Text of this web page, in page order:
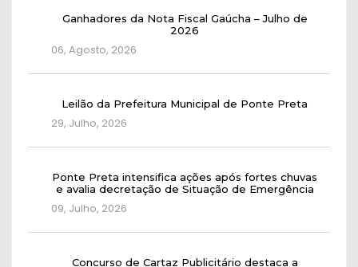
Ganhadores da Nota Fiscal Gaúcha – Julho de
2026
06, Agosto, 2026
Leilão da Prefeitura Municipal de Ponte Preta
29, Julho, 2026
Ponte Preta intensifica ações após fortes chuvas
e avalia decretação de Situação de Emergência
09, Julho, 2026
Concurso de Cartaz Publicitário destaca a